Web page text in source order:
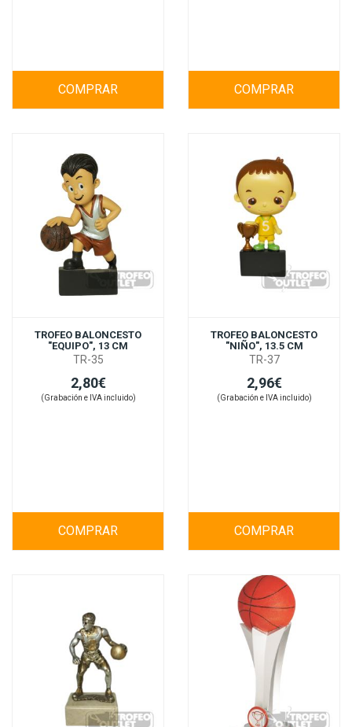
COMPRAR COMPRAR
TROFEO BALONCESTO
"EQUIPO", 13 CM
TR-35
2,80€
(Grabación e IVA incluido)
COMPRAR
TROFEO BALONCESTO
"NIÑO", 13.5 CM
TR-37
2,96€
(Grabación e IVA incluido)
COMPRAR